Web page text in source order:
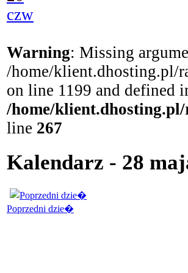
czw
Warning: Missing
/home/klient.dhosting.pl/
on line 1199 and defined
/home/
line 267
Kalendarz - 28
Poprzedni dzie�